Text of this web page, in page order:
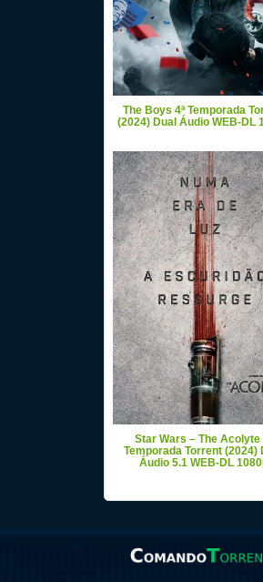
The Boys 4ª Temporada
(2024) Dual Áudio WEB-DL
Star Wars – The Acolyte
Temporada Torrent (2024)
Áudio 5.1 WEB-DL